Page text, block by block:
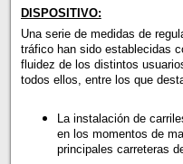
DISPOSITIVO:
Una serie de medidas de
tráfico han sido establecidas
fluidez de los distintos
todos ellos, entre los que
La instalación de
en los momentos de
principales carreteras